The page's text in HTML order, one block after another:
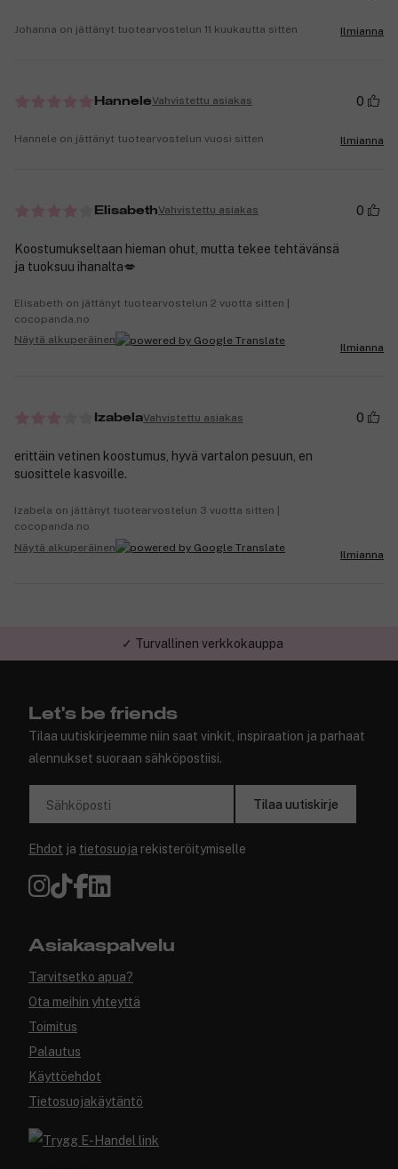
Johanna on jättänyt tuotearvostelun 11 kuukautta sitten Ilmianna
HanneleVahvistettu asiakas 0
Hannele on jättänyt tuotearvostelun vuosi sitten Ilmianna
ElisabethVahvistettu asiakas 0
Koostumukseltaan hieman ohut, mutta tekee tehtävänsä
ja tuoksuu ihanalta💋
Elisabeth on jättänyt tuotearvostelun 2 vuotta sitten |
cocopanda.no
Näytä alkuperäinen
Ilmianna
IzabelaVahvistettu asiakas 0
erittäin vetinen koostumus, hyvä vartalon pesuun, en
suosittele kasvoille.
Izabela on jättänyt tuotearvostelun 3 vuotta sitten |
cocopanda.no
Näytä alkuperäinen
Ilmianna
✓ Turvallinen verkkokauppa
Let's be friends
Tilaa uutiskirjeemme niin saat vinkit, inspiraation ja parhaat
alennukset suoraan sähköpostiisi.
Sähköposti Tilaa uutiskirje
Ehdot ja tietosuoja rekisteröitymiselle
Asiakaspalvelu
Tarvitsetko apua?
Ota meihin yhteyttä
Toimitus
Palautus
Käyttöehdot
Tietosuojakäytäntö